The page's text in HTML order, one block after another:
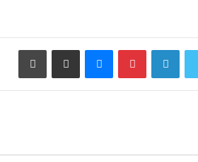
لينكدإن بينتيريستماسنجر مشاركة عبر البريد طباعة